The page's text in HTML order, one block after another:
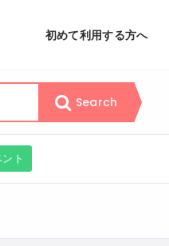
初めて利用する方へ
Search
ト